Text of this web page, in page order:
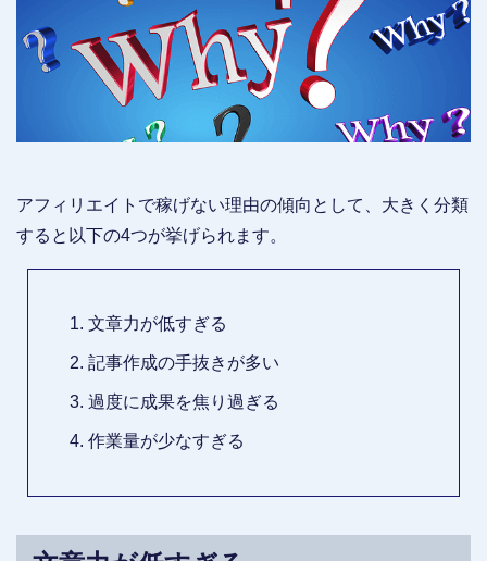
アフィリエイトで稼げない理由の傾向として、大きく分類
すると以下の4つが挙げられます。
文章力が低すぎる
記事作成の手抜きが多い
過度に成果を焦り過ぎる
作業量が少なすぎる